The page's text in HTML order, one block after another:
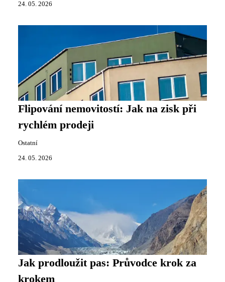
24. 05. 2026
Flipování nemovitostí: Jak na zisk při
rychlém prodeji
Ostatní
24. 05. 2026
Jak prodloužit pas: Průvodce krok za
krokem